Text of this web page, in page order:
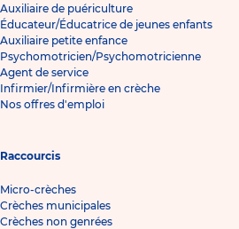
Auxiliaire de puériculture
Éducateur/Éducatrice de jeunes enfants
Auxiliaire petite enfance
Psychomotricien/Psychomotricienne
Agent de service
Infirmier/Infirmière en crèche
Nos offres d'emploi
Raccourcis
Micro-crèches
Crèches municipales
Crèches non genrées